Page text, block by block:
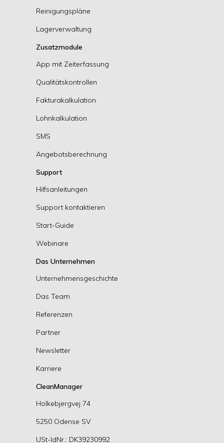
Reinigungspläne
Lagerverwaltung
Zusatzmodule
App mit Zeiterfassung
Qualitätskontrollen
Fakturakalkulation
Lohnkalkulation
SMS
Angebotsberechnung
Support
Hilfsanleitungen
Support kontaktieren
Start-Guide
Webinare
Das Unternehmen
Unternehmensgeschichte
Das Team
Referenzen
Partner
Newsletter
Karriere
CleanManager
Holkebjergvej 74
5250 Odense SV
USt-IdNr.: DK39230992